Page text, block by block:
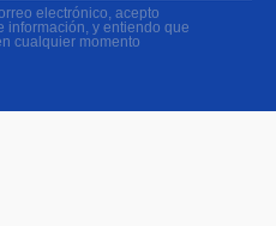
electrónico, acepto
información, y entiendo que
cualquier momento